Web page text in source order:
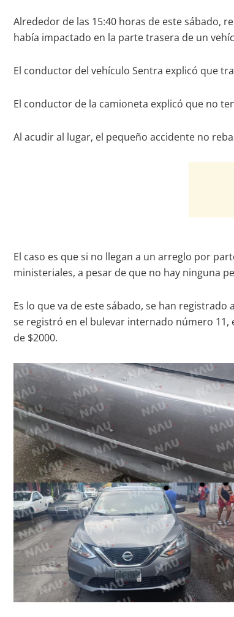
Alrededor de las 15:40 horas de este sábado,
había impactado en la parte trasera de un
El conductor del vehículo Sentra explicó que
El conductor de la camioneta explicó que no
Al acudir al lugar, el pequeño accidente no
El caso es que si no llegan a un arreglo por
ministeriales, a pesar de que no hay ninguna
Es lo que va de este sábado, se han
se registró en el bulevar internado número 11,
de $2000.